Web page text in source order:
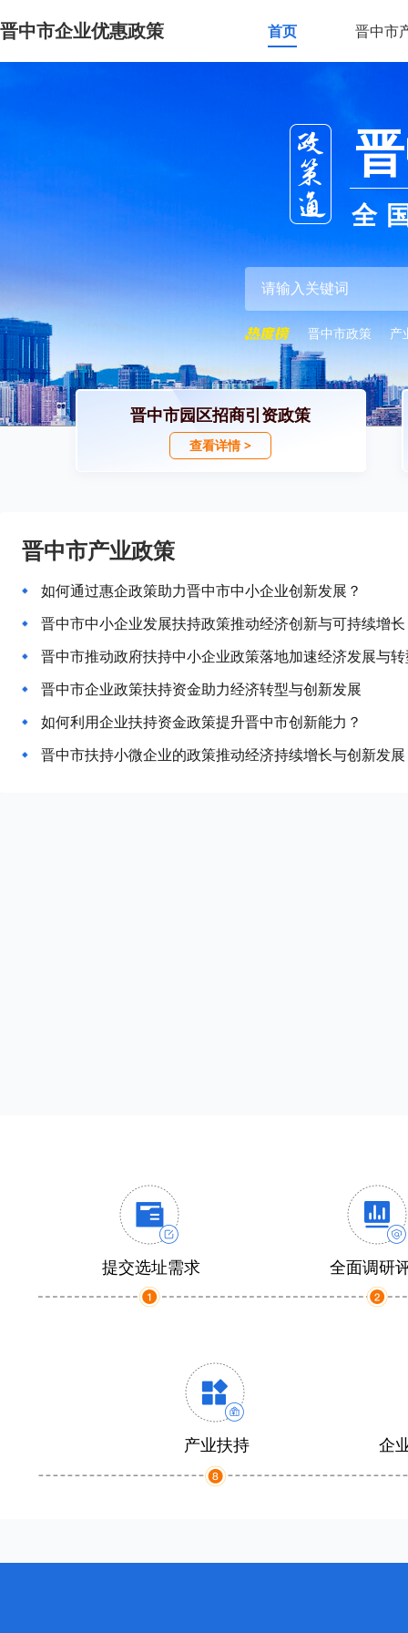
晋中市企业优惠政策 首页 晋中市
全
晋中市政策 产
晋中市园区招商引资政策
查看详情 >
晋中市产业政策
如何通过惠企政策助力晋中市中小企业创新发展？
晋中市中小企业发展扶持政策推动经济创新与可持续增长
晋中市推动政府扶持中小企业政策落地加速经济发展与
晋中市企业政策扶持资金助力经济转型与创新发展
如何利用企业扶持资金政策提升晋中市创新能力？
晋中市扶持小微企业的政策推动经济持续增长与创新发展
提交选址需求 全面调研
产业扶持 企